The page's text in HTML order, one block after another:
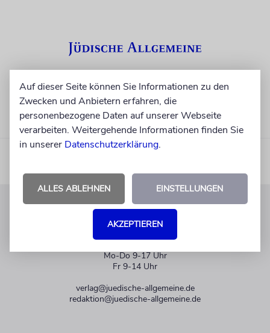
KUNDENSERVICE
Mo-Do 9-17 Uhr
Fr 9-14 Uhr
verlag@juedische-allgemeine.de
redaktion@juedische-allgemeine.de
Auf dieser Seite können Sie Informationen zu den
Zwecken und Anbietern erfahren, die
personenbezogene Daten auf unserer Webseite
verarbeiten. Weitergehende Informationen finden Sie
in unserer Datenschutzerklärung.
ALLES ABLEHNEN EINSTELLUNGEN
AKZEPTIEREN